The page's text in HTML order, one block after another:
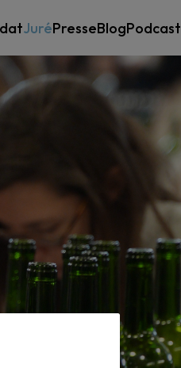
JuréPresseBlogPodcast